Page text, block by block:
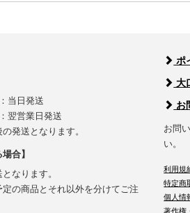
当日発送
翌営業日発送
発送となります。
合】
なります。
の商品とそれ以外を分けてご注
ポ
大
お
お問
い。
利用規
特定商
個人情
著作権